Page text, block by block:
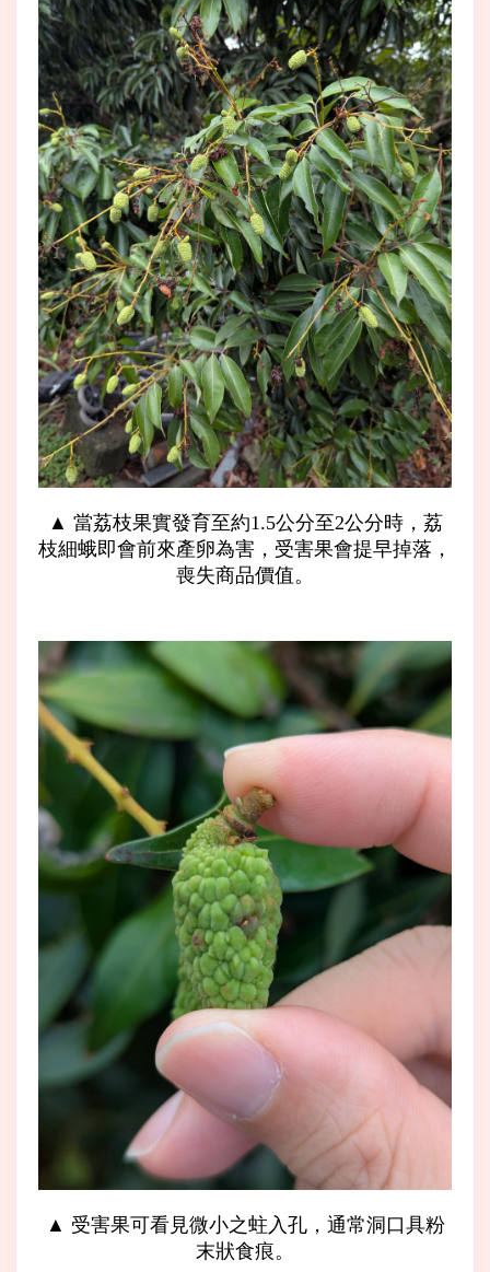
▲ 當荔枝果實發育至約1.5公分至2公分時，荔
枝細蛾即會前來產卵為害，受害果會提早掉落，
喪失商品價值。
▲ 受害果可看見微小之蛀入孔，通常洞口具粉
末狀食痕。